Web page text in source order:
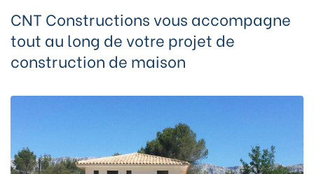
CNT Constructions vous accompagne
tout au long de votre projet de
construction de maison